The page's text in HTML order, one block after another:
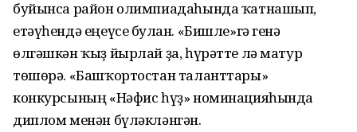
буйынса район олимпиадаһында ҡатнашып,
етәүһендә еңеүсе бул­ған. «Бишле»гә генә
өлгәшкән ҡыҙ йырлай ҙа, һүрәтте лә матур
төшөрә. «Башҡортостан таланттары»
конкурсының «Нәфис һүҙ» номинацияһында
диплом менән бүләкләнгән.